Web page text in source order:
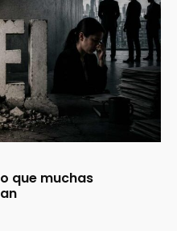
que muchas